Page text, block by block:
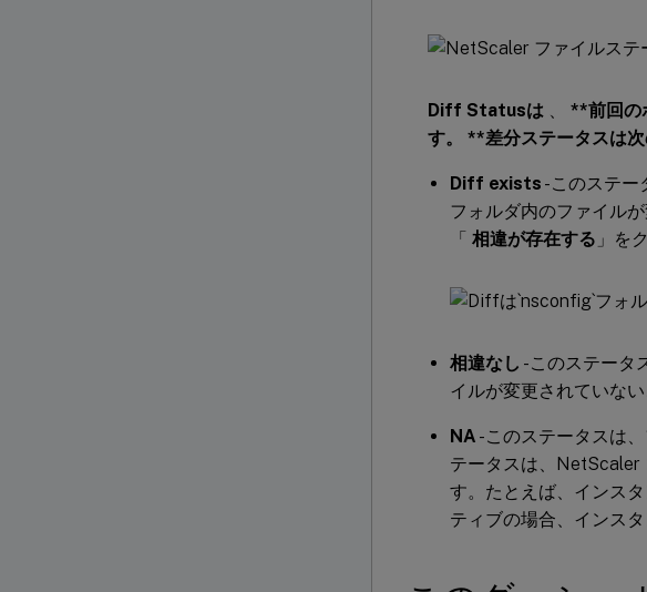
Diff Statusは
**前回の
す。 **差分ステータスは
Diff exists -このステー
フォルダ内のファイル
「 相違が存在する 」を
相違なし -このステータ
イルが変更されていない
NA -このステータスは
テータスは、NetScaler
す。たとえば、インス
ティブの場合、インス